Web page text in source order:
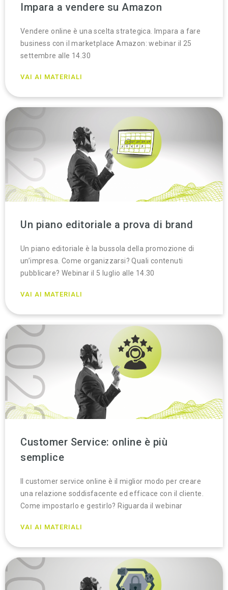
Impara a vendere su Amazon
Vendere online è una scelta strategica. Impara a fare
business con il marketplace Amazon: webinar il 25
settembre alle 14.30
VAI AI MATERIALI
Un piano editoriale a prova di brand
Un piano editoriale è la bussola della promozione di
un’impresa. Come organizzarsi? Quali contenuti
pubblicare? Webinar il 5 luglio alle 14.30
VAI AI MATERIALI
Customer Service: online è più
semplice
Il customer service online è il miglior modo per creare
una relazione soddisfacente ed efficace con il cliente.
Come impostarlo e gestirlo? Riguarda il webinar
VAI AI MATERIALI